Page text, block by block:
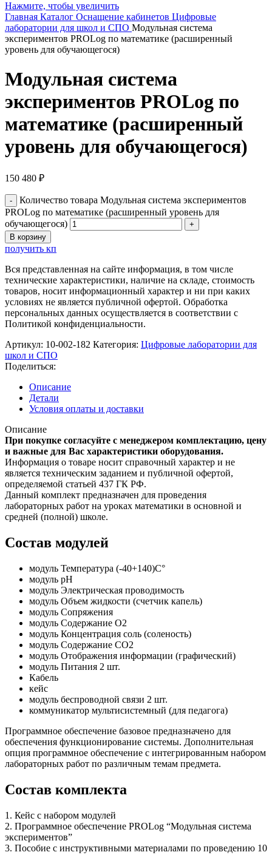
Нажмите, чтобы увеличить
Главная Каталог Оснащение кабинетов Цифровые
лаборатории для школ и СПО Модульная система
экспериментов PROLog по математике (расширенный
уровень для обучающегося)
Модульная система
экспериментов PROLog по
математике (расширенный
уровень для обучающегося)
150 480 ₽
Количество товара Модульная система экспериментов
PROLog по математике (расширенный уровень для
обучающегося)
В корзину
получить кп
Вся представленная на сайте информация, в том числе
технические характеристики, наличие на складе, стоимость
товаров, носит информационный характер и ни при каких
условиях не является публичной офертой. Обработка
персональных данных осуществляется в соответствии с
Политикой конфиденциальности.
Артикул: 10-002-182 Категория: Цифровые лаборатории для
школ и СПО
Поделиться:
Описание
Детали
Условия оплаты и доставки
Описание
При покупке согласуйте с менеджером комплектацию, цену
и важные для Вас характеристики оборудования.
Информация о товаре носит справочный характер и не
является техническим заданием и публичной офертой,
определяемой статьей 437 ГК РФ.
Данный комплект предназначен для проведения
лабораторных работ на уроках математики в основной и
средней (полной) школе.
Состав модулей
модуль Температура (-40+140)С°
модуль рН
модуль Электрическая проводимость
модуль Объем жидкости (счетчик капель)
модуль Сопряжения
модуль Содержание О2
модуль Концентрация соль (соленость)
модуль Содержание СО2
модуль Отображения информации (графический)
модуль Питания 2 шт.
Кабель
кейс
модуль беспроводной связи 2 шт.
коммуникатор мультисистемный (для педагога)
Программное обеспечение базовое предназначено для
обеспечения функционирование системы. Дополнительная
опция программное обеспечение с интегрированным набором
лабораторных работ по различным темам предмета.
Состав комплекта
1. Кейс с набором модулей
2. Программное обеспечение PROLog “Модульная система
экспериментов”
3. Пособие с инструктивными материалами по проведению 10